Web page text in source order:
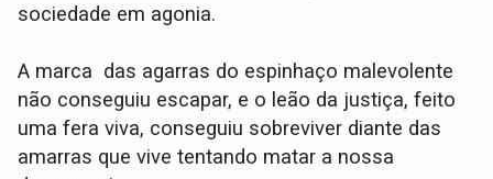
sociedade em agonia.
A marca das agarras do espinhaço malevolente
não conseguiu escapar, e o leão da justiça, feito
uma fera viva, conseguiu sobreviver diante das
amarras que vive tentando matar a nossa